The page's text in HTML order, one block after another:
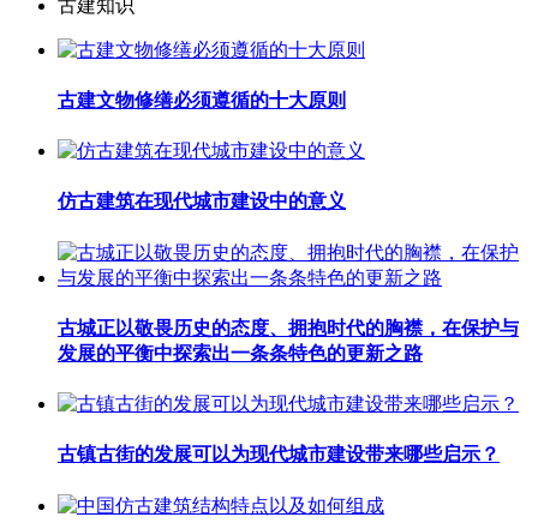
古建知识
古建文物修缮必须遵循的十大原则
仿古建筑在现代城市建设中的意义
古城正以敬畏历史的态度、拥抱时代的胸襟，在保护与
发展的平衡中探索出一条条特色的更新之路
古镇古街的发展可以为现代城市建设带来哪些启示？